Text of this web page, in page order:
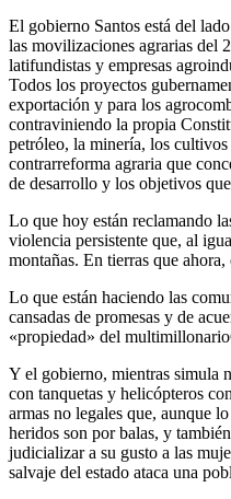
El gobierno Santos está del
las movilizaciones agrarias del
latifundistas y empresas
Todos los proyectos
exportación y para los
contraviniendo la propia
petróleo, la minería, los
contrarreforma agraria que
de desarrollo y los objetivos
Lo que hoy están reclamando
violencia persistente que, al
montañas. En tierras que
Lo que están haciendo las
cansadas de promesas y de
«propiedad» del
Y el gobierno, mientras simula
con tanquetas y helicópteros
armas no legales que, aunque
heridos son por balas, y
judicializar a su gusto a las
salvaje del estado ataca una